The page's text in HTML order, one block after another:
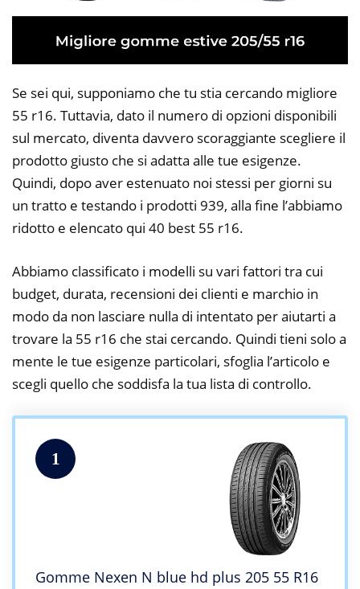
Se sei qui, supponiamo che tu stia cercando migliore
55 r16. Tuttavia, dato il numero di opzioni disponibili
sul mercato, diventa davvero scoraggiante scegliere il
prodotto giusto che si adatta alle tue esigenze.
Quindi, dopo aver estenuato noi stessi per giorni su
un tratto e testando i prodotti 939, alla fine l’abbiamo
ridotto e elencato qui 40 best 55 r16.
Abbiamo classificato i modelli su vari fattori tra cui
budget, durata, recensioni dei clienti e marchio in
modo da non lasciare nulla di intentato per aiutarti a
trovare la 55 r16 che stai cercando. Quindi tieni solo a
mente le tue esigenze particolari, sfoglia l’articolo e
scegli quello che soddisfa la tua lista di controllo.
1
Gomme Nexen N blue hd plus 205 55 R16